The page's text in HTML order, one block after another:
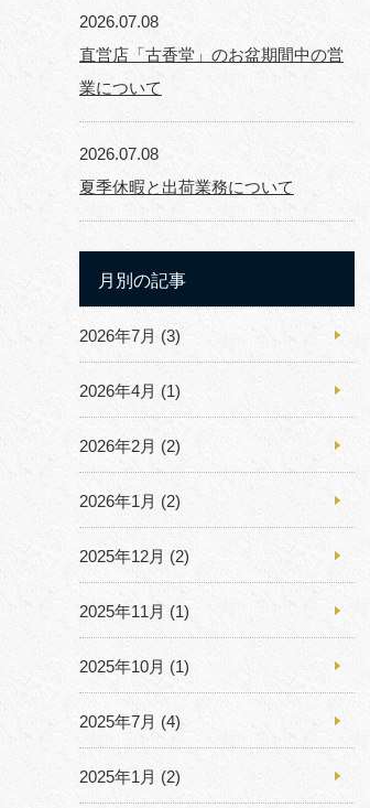
2026.07.08
直営店「古香堂」のお盆期間中の営
業について
2026.07.08
夏季休暇と出荷業務について
月別の記事
2026年7月 (3)
2026年4月 (1)
2026年2月 (2)
2026年1月 (2)
2025年12月 (2)
2025年11月 (1)
2025年10月 (1)
2025年7月 (4)
2025年1月 (2)